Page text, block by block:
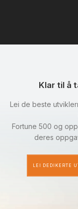
Klar til å
Lei de beste
Fortune 500 og
deres
LEI DEDIKERTE